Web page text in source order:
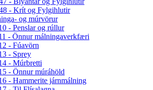
- Krít og Fylgihlutir
og múrvörur
- Penslar og rúllur
- Önnur málningaverkfæri
- Fúavörn
- Sprey
- Múrbretti
- Önnur múráhöld
- Hammerite járnmálning